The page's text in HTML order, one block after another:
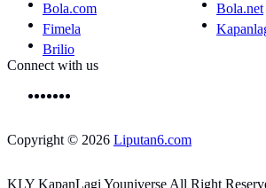
Bola.com
Bola.net
Fimela
Brilio
Connect with us
Copyright © 2026 Liputan6.com
KLY KapanLagi Youniverse All Right